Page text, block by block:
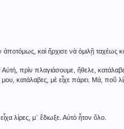
καὶ ἤρχισε νὰ ὁμιλῇ ταχέως
πρὶν πλαγιάσουμε, ἤθελε,
μου, κατάλαβες, μὲ εἶχε πάρει. Μά,
λίρες, μ᾿ ἔδιωξε. Αὐτὸ ἦτον ὅλο.